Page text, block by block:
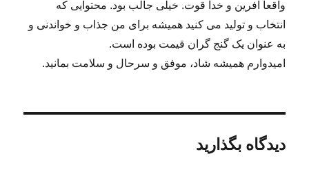
واقعا آفرین و خدا قوت. خیلی جالب بود. محتوایی که
انتخاب و تولید می کنید همیشه برای من جذاب و خواندنی و
به عنوان یک گنج گران قیمت بوده است.
امیدوارم همیشه شاد، موفق و سرحال و سلامت بمانید.
دیدگاه بگذارید